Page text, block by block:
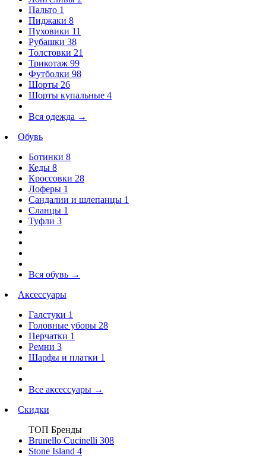
Пальто 1
Пиджаки 8
Пуховики 11
Рубашки 38
Толстовки 21
Трикотаж 99
Футболки 98
Шорты 26
Шорты купальные 4
Вся одежда →
Обувь
Ботинки 8
Кеды 8
Кроссовки 28
Лоферы 1
Сандалии и шлепанцы 1
Сланцы 1
Туфли 3
Вся обувь →
Аксессуары
Галстуки 1
Головные уборы 28
Перчатки 1
Ремни 3
Шарфы и платки 1
Все аксессуары →
Скидки
ТОП Бренды
Brunello Cucinelli 308
Stone Island 4